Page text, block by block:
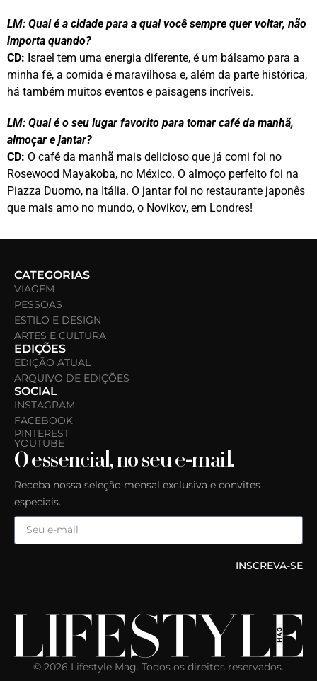
LM: Qual é a cidade para a qual você sempre quer voltar, não
importa quando?
CD: Israel tem uma energia diferente, é um bálsamo para a
minha fé, a comida é maravilhosa e, além da parte histórica,
há também muitos eventos e paisagens incríveis.
LM: Qual é o seu lugar favorito para tomar café da manhã,
almoçar e jantar?
CD: O café da manhã mais delicioso que já comi foi no
Rosewood Mayakoba, no México. O almoço perfeito foi na
Piazza Duomo, na Itália. O jantar foi no restaurante japonês
que mais amo no mundo, o Novikov, em Londres!
CATEGORIAS
VIAGEM
PESSOAS
ESTILO E DESIGN
ARTES E CULTURA
EDIÇÕES
EDIÇÃO ATUAL
ARQUIVO DE EDIÇÕES
SOCIAL
INSTAGRAM
FACEBOOK
PINTEREST
YOUTUBE
O essencial, no seu e-mail.
Receba nossa seleção mensal exclusiva e convites
especiais.
INSCREVA-SE
© 2026 Lifestyle Mag. Todos os direitos reservados.